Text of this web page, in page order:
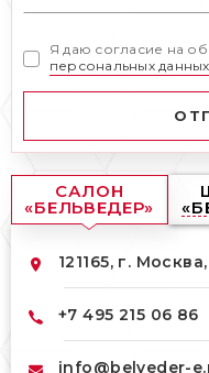
Я даю согласие на
персональных данных
САЛОН
«БЕЛЬВЕДЕР»
121165, г. Москва,
+7 495 215 06 86
info@belveder-